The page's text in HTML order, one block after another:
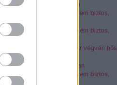
kolostor a Bükk rejtekében
érdekesség, amit nem biztos,
tudtál Miskolcról - 2. rész
érdekesség, amit nem biztos,
Péter az elfeledett magyar végvári hős
szikla legendája
Seuso-kincs nyomában
érdekesség, amit nem biztos,
Miskolcról - 4. rész